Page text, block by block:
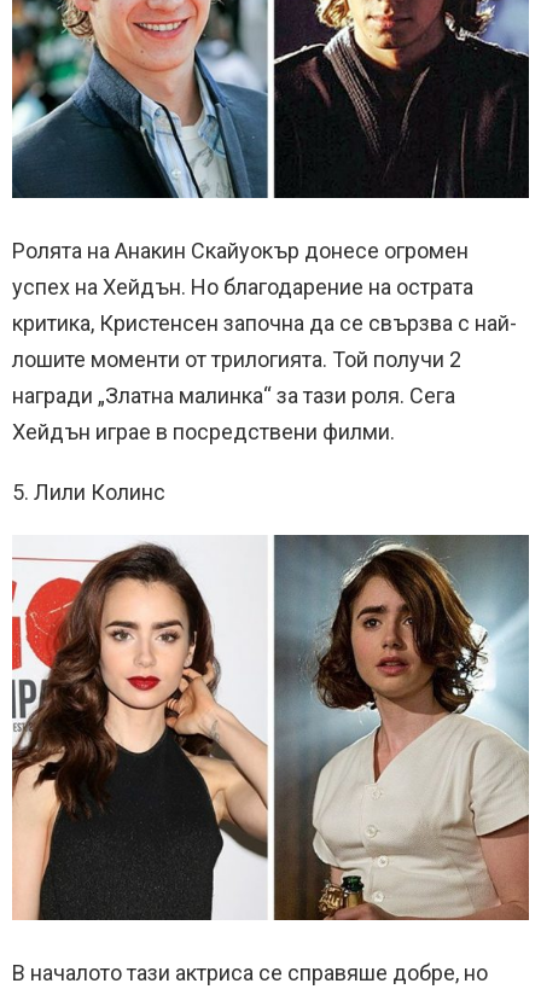
Ролята на Анакин Скайуокър донесе огромен
успех на Хейдън. Но благодарение на острата
критика, Кристенсен започна да се свързва с най-
лошите моменти от трилогията. Той получи 2
награди „Златна малинка“ за тази роля. Сега
Хейдън играе в посредствени филми.
5. Лили Колинс
В началото тази актриса се справяше добре, но